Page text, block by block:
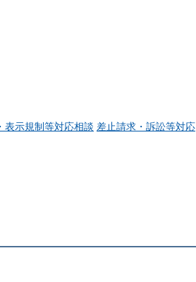
表示規制等対応相談 差止請求・訴訟等対応